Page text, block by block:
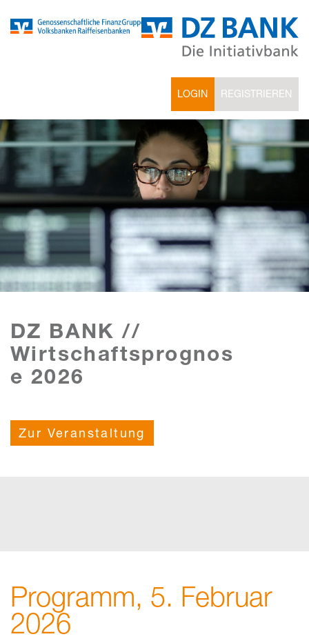
LOGIN REGISTRIEREN
DZ BANK //
Wirtschaftsprognos
e 2026
Zur Veranstaltung
Programm, 5. Februar
2026